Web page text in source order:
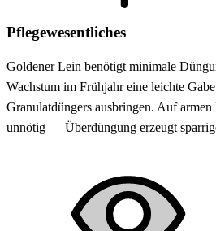
Pflegewesentliches
Goldener Lein benötigt minimale
Wachstum im Frühjahr eine leichte
Granulatdüngers ausbringen. Auf
unnötig — Überdüngung erzeugt